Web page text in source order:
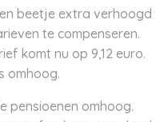
beetje extra verhoogd
te compenseren.
komt nu op 9,12 euro.
omhoog.
pensioenen omhoog.